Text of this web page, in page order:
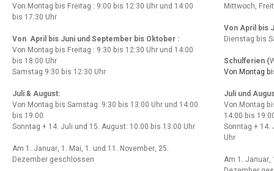
Von Montag bis Freitag : 9:00 bis 12:30 Uhr und 14:00
bis 17:30 Uhr
Von April bis Juni und September bis Oktober :
Von Montag bis Freitag : 9:30 bis 12:30 Uhr und 14:00
bis 18:00 Uhr
Samstag 9:30 bis 12:30 Uhr
Juli & August:
Von Montag bis Samstag: 9:30 bis 13:00 Uhr und 14:00
bis 19:00
Sonntag + 14. Juli und 15. August: 10:00 bis 13:00 Uhr
Am 1. Januar, 1. Mai, 1. und 11. November, 25.
Dezember geschlossen
Mittwoch,
Von April bis
Dienstag bis
Schulferien (
Von Montag
Juli und
Von Montag
14:00 bis
Sonntag + 14.
Uhr
Am 1. Januar,